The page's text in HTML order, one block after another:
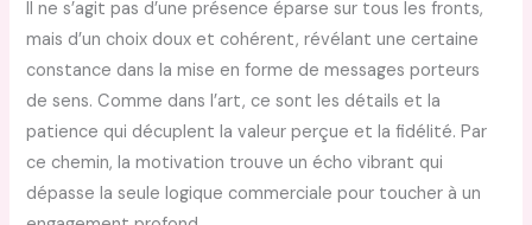
Il ne s’agit pas d’une présence éparse sur tous les fronts,
mais d’un choix doux et cohérent, révélant une certaine
constance dans la mise en forme de messages porteurs
de sens. Comme dans l’art, ce sont les détails et la
patience qui décuplent la valeur perçue et la fidélité. Par
ce chemin, la motivation trouve un écho vibrant qui
dépasse la seule logique commerciale pour toucher à un